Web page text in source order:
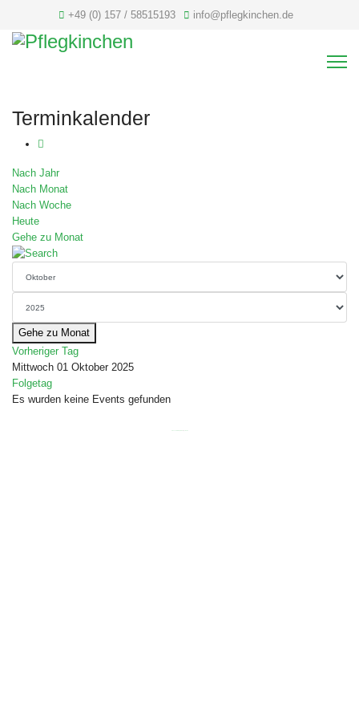
+49 (0) 157 / 58515193 info@pflegkinchen.de
Terminkalender
Nach Jahr
Nach Monat
Nach Woche
Heute
Gehe zu Monat
Gehe zu Monat
Vorheriger Tag
Mittwoch 01 Oktober 2025
Folgetag
Es wurden keine Events gefunden